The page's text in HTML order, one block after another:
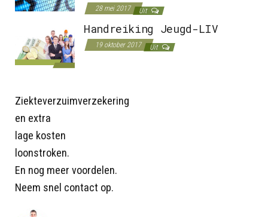
28 mei 2017 Uit
Handreiking Jeugd-LIV
19 oktober 2017 Uit
Ziekteverzuimverzekering
en extra
lage kosten
loonstroken.
En nog meer voordelen.
Neem snel contact op.